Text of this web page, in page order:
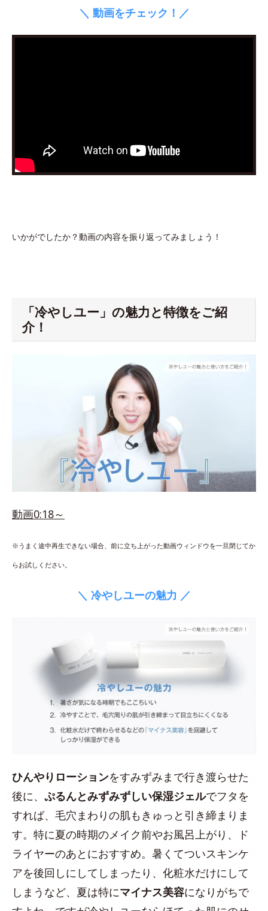
＼ 動画をチェック！／
いかがでしたか？動画の内容を振り返ってみましょう！
「冷やしユー」の魅力と特徴をご紹
介！
動画0:18～
※うまく途中再生できない場合、前に立ち上がった動画ウィンドウを一旦閉じてか
らお試しください。
＼ 冷やしユーの魅力 ／
ひんやりローションをすみずみまで行き渡らせた
後に、 ぷるんとみずみずしい保湿ジェルでフタを
すれば、毛穴まわりの肌もきゅっと引き締まりま
す。特に夏の時期のメイク前やお風呂上がり、ド
ライヤーのあとにおすすめ。暑くてついスキンケ
アを後回しにしてしまったり、化粧水だけにして
しまうなど、夏は特にマイナス美容になりがちで